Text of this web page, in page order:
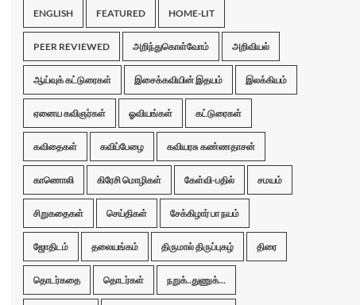
ENGLISH FEATURED HOME-LIT
PEER REVIEWED அறிந்துகொள்வோம் அறிவியல்
ஆய்வுக் கட்டுரைகள் இசைக்கவியின் இதயம் இலக்கியம்
ஏனைய கவிஞர்கள் ஓவியங்கள் கட்டுரைகள்
கவிதைகள் கவிப்பேழை கவியரசு கண்ணதாசன்
காணொலி கிரேசி மொழிகள் கேள்வி-பதில் சமயம்
சிறுகதைகள் செய்திகள் சேக்கிழார் பா நயம்
ஜோதிடம் தலையங்கம் திருமால் திருப்புகழ் திரை
தொடர்கதை தொடர்கள் நறுக்..துணுக்...